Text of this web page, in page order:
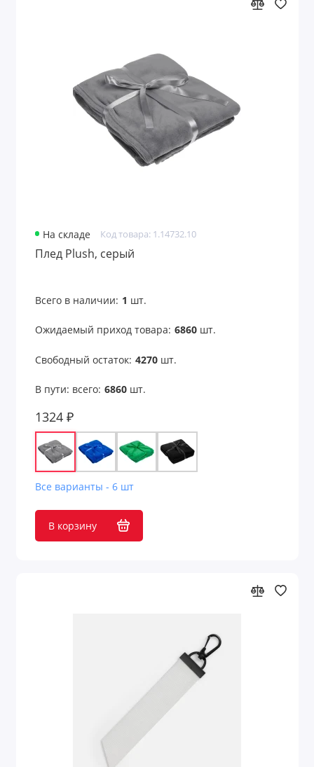
На складе Код товара: 1.14732.10
Плед Plush, серый
Всего в наличии: 1 шт.
Ожидаемый приход товара: 6860шт.
Свободный остаток: 4270шт.
В пути: всего: 6860шт.
1324 ₽
Все варианты - 6 шт
В корзину